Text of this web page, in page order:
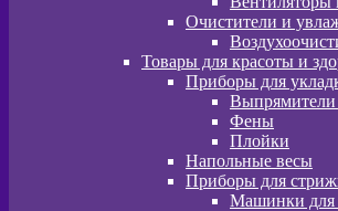
Очистители и
Товары для красоты и
Приборы для
Выпрямители
Фены
Плойки
Напольные весы
Приборы для
Машинки для